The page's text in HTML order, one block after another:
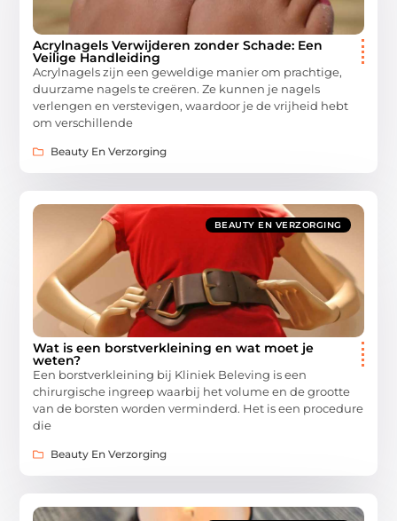
Acrylnagels Verwijderen zonder Schade: Een
Veilige Handleiding
Acrylnagels zijn een geweldige manier om prachtige,
duurzame nagels te creëren. Ze kunnen je nagels
verlengen en verstevigen, waardoor je de vrijheid hebt
om verschillende
Beauty En Verzorging
BEAUTY EN VERZORGING
Wat is een borstverkleining en wat moet je
weten?
Een borstverkleining bij Kliniek Beleving is een
chirurgische ingreep waarbij het volume en de grootte
van de borsten worden verminderd. Het is een procedure
die
Beauty En Verzorging